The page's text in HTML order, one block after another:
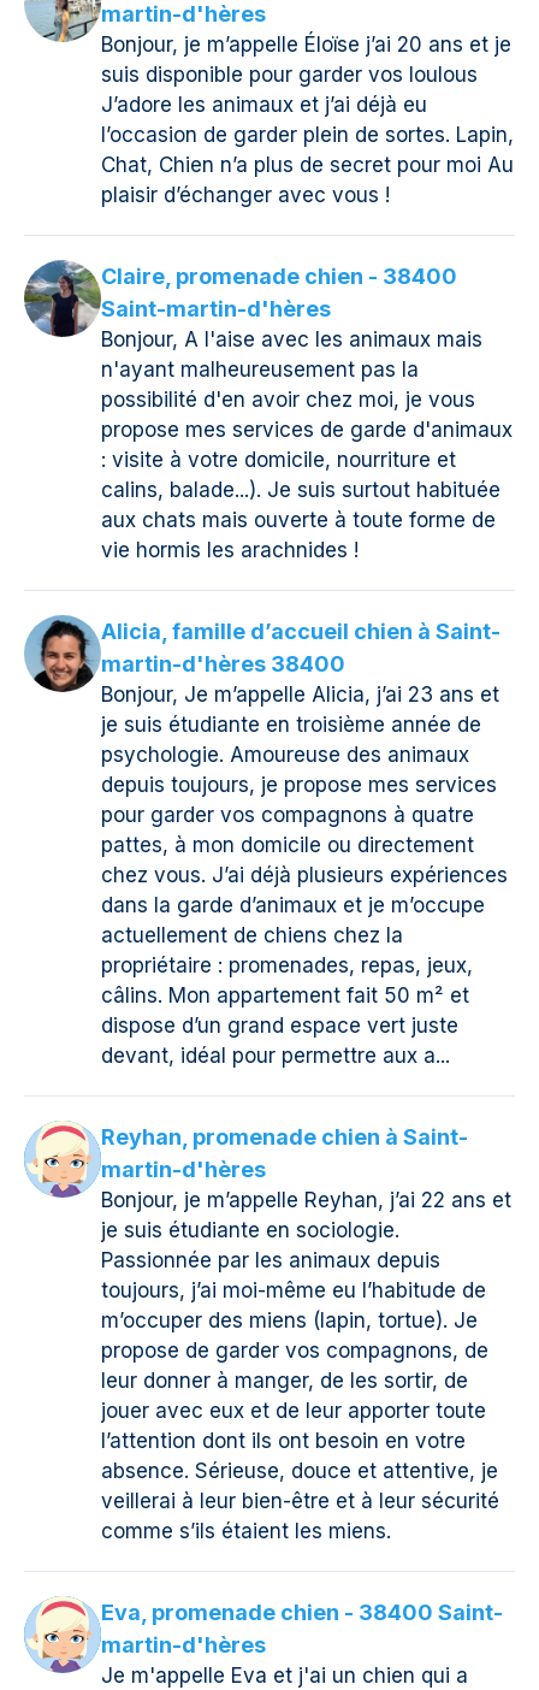
martin-d'hères
Bonjour, je m’appelle Éloïse j’ai 20 ans et je
suis disponible pour garder vos loulous
J’adore les animaux et j’ai déjà eu
l’occasion de garder plein de sortes. Lapin,
Chat, Chien n’a plus de secret pour moi Au
plaisir d’échanger avec vous !
Claire, promenade chien - 38400
Saint-martin-d'hères
Bonjour, A l'aise avec les animaux mais
n'ayant malheureusement pas la
possibilité d'en avoir chez moi, je vous
propose mes services de garde d'animaux
: visite à votre domicile, nourriture et
calins, balade...). Je suis surtout habituée
aux chats mais ouverte à toute forme de
vie hormis les arachnides !
Alicia, famille d’accueil chien à Saint-
martin-d'hères 38400
Bonjour, Je m’appelle Alicia, j’ai 23 ans et
je suis étudiante en troisième année de
psychologie. Amoureuse des animaux
depuis toujours, je propose mes services
pour garder vos compagnons à quatre
pattes, à mon domicile ou directement
chez vous. J’ai déjà plusieurs expériences
dans la garde d’animaux et je m’occupe
actuellement de chiens chez la
propriétaire : promenades, repas, jeux,
câlins. Mon appartement fait 50 m² et
dispose d’un grand espace vert juste
devant, idéal pour permettre aux a...
Reyhan, promenade chien à Saint-
martin-d'hères
Bonjour, je m’appelle Reyhan, j’ai 22 ans et
je suis étudiante en sociologie.
Passionnée par les animaux depuis
toujours, j’ai moi-même eu l’habitude de
m’occuper des miens (lapin, tortue). Je
propose de garder vos compagnons, de
leur donner à manger, de les sortir, de
jouer avec eux et de leur apporter toute
l’attention dont ils ont besoin en votre
absence. Sérieuse, douce et attentive, je
veillerai à leur bien-être et à leur sécurité
comme s’ils étaient les miens.
Eva, promenade chien - 38400 Saint-
martin-d'hères
Je m'appelle Eva et j'ai un chien qui a